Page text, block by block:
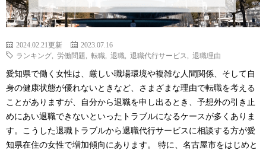
2024.02.21更新
2023.07.16
ランキング
労働問題 転職 退職 退職代行サービス 退職理由
愛知県で働く女性は、厳しい職場環境や複雑な人間関係、そして自
身の健康状態が優れないときなど、さまざまな理由で転職を考える
ことがありますが、自分から退職を申し出るとき、予想外の引き止
めにあい退職できないといったトラブルになるケースが多くありま
す。こうした退職トラブルから退職代行サービスに相談する方が愛
知県在住の女性で増加傾向にあります。 特に、名古屋市をはじめと